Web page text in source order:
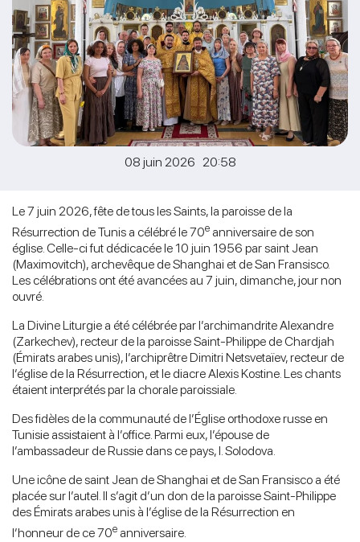
08 juin 2026 20:58
Le 7 juin 2026, fête de tous les Saints, la paroisse de la
Résurrection de Tunis a célébré le 70e anniversaire de son
église. Celle-ci fut dédicacée le 10 juin 1956 par saint Jean
(Maximovitch), archevêque de Shanghai et de San Fransisco.
Les célébrations ont été avancées au 7 juin, dimanche, jour non
ouvré.
La Divine Liturgie a été célébrée par l’archimandrite Alexandre
(Zarkechev), recteur de la paroisse Saint-Philippe de Chardjah
(Émirats arabes unis), l’archiprêtre Dimitri Netsvetaïev, recteur de
l’église de la Résurrection, et le diacre Alexis Kostine. Les chants
étaient interprétés par la chorale paroissiale.
Des fidèles de la communauté de l’Église orthodoxe russe en
Tunisie assistaient à l’office. Parmi eux, l’épouse de
l’ambassadeur de Russie dans ce pays, I. Solodova.
Une icône de saint Jean de Shanghai et de San Fransisco a été
placée sur l’autel. Il s’agit d’un don de la paroisse Saint-Philippe
des Émirats arabes unis à l’église de la Résurrection en
l’honneur de ce 70e anniversaire.